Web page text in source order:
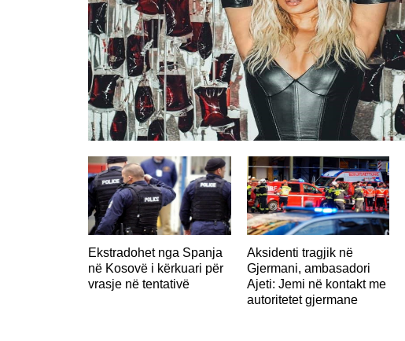
Ekstradohet nga Spanja
në Kosovë i kërkuari për
vrasje në tentativë
GJERMANI
Aksidenti tragjik në
Gjermani, ambasadori
Ajeti: Jemi në kontakt me
autoritetet gjermane